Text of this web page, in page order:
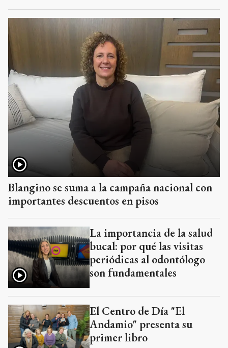
Blangino se suma a la campaña nacional con
importantes descuentos en pisos
La importancia de la salud
bucal: por qué las visitas
periódicas al odontólogo
son fundamentales
El Centro de Día "El
Andamio" presenta su
primer libro